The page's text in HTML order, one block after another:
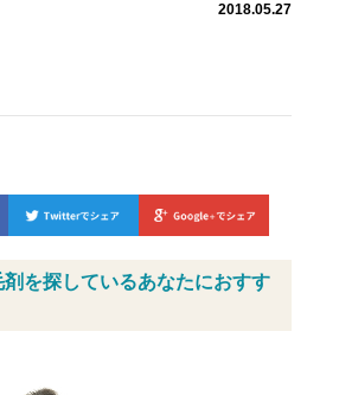
2018.05.27
を探しているあなたにおすす